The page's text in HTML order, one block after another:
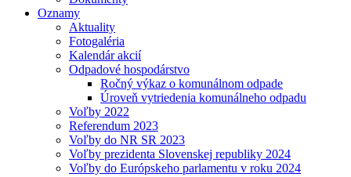
Oznamy
Aktuality
Fotogaléria
Kalendár akcií
Odpadové hospodárstvo
Ročný výkaz o komunálnom odpade
Úroveň vytriedenia komunálneho odpadu
Voľby 2022
Referendum 2023
Voľby do NR SR 2023
Voľby prezidenta Slovenskej republiky 2024
Voľby do Európskeho parlamentu v roku 2024